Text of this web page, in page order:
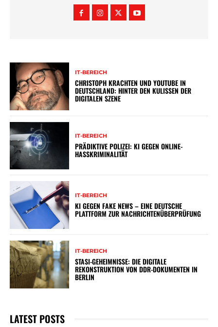
IT-BEREICH
CHRISTOPH KRACHTEN UND YOUTUBE IN
DEUTSCHLAND: HINTER DEN KULISSEN DER
DIGITALEN SZENE
IT-BEREICH
PRÄDIKTIVE POLIZEI: KI GEGEN ONLINE-
HASSKRIMINALITÄT
IT-BEREICH
KI GEGEN FAKE NEWS – EINE DEUTSCHE
PLATTFORM ZUR NACHRICHTENÜBERPRÜFUNG
IT-BEREICH
STASI-GEHEIMNISSE: DIE DIGITALE
REKONSTRUKTION VON DDR-DOKUMENTEN IN
BERLIN
LATEST POSTS